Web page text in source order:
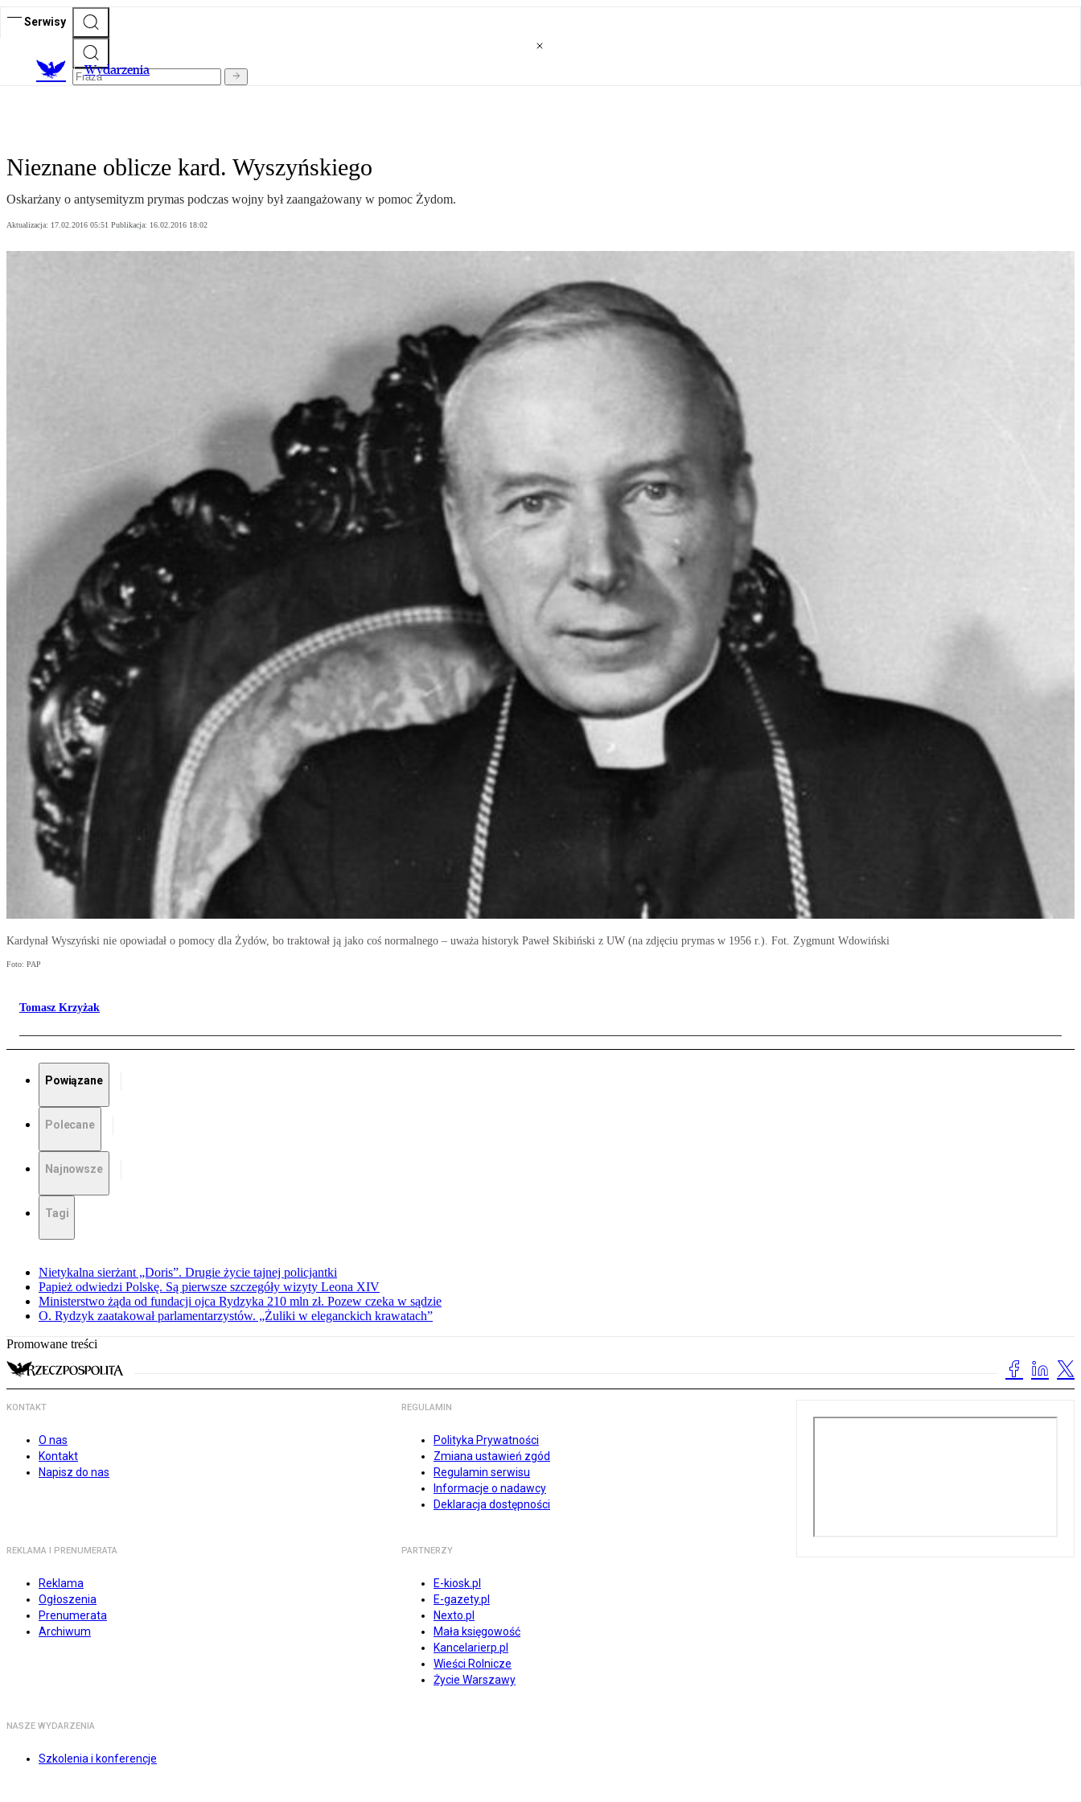
Serwisy
Wydarzenia
Nieznane oblicze kard. Wyszyńskiego
Oskarżany o antysemityzm prymas podczas wojny był zaangażowany w pomoc Żydom.
Aktualizacja: 17.02.2016 05:51 Publikacja: 16.02.2016 18:02
Kardynał Wyszyński nie opowiadał o pomocy dla Żydów, bo traktował ją jako coś normalnego – uważa historyk Paweł Skibiński z UW (na zdjęciu prymas w 1956 r.). Fot. Zygmunt Wdowiński
Foto: PAP
Tomasz Krzyżak
Powiązane
Polecane
Najnowsze
Tagi
Nietykalna sierżant „Doris”. Drugie życie tajnej policjantki
Papież odwiedzi Polskę. Są pierwsze szczegóły wizyty Leona XIV
Ministerstwo żąda od fundacji ojca Rydzyka 210 mln zł. Pozew czeka w sądzie
O. Rydzyk zaatakował parlamentarzystów. „Żuliki w eleganckich krawatach”
Promowane treści
KONTAKT
O nas
Kontakt
Napisz do nas
REGULAMIN
Polityka Prywatności
Zmiana ustawień zgód
Regulamin serwisu
Informacje o nadawcy
Deklaracja dostępności
REKLAMA I PRENUMERATA
Reklama
Ogłoszenia
Prenumerata
Archiwum
PARTNERZY
E-kiosk.pl
E-gazety.pl
Nexto.pl
Mała księgowość
Kancelarierp.pl
Wieści Rolnicze
Życie Warszawy
NASZE WYDARZENIA
Szkolenia i konferencje